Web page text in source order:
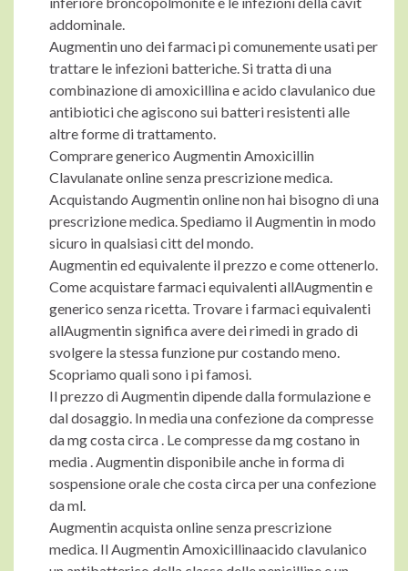
addominale.
Augmentin uno dei farmaci pi comunemente usati per
trattare le infezioni batteriche. Si tratta di una
combinazione di amoxicillina e acido clavulanico due
antibiotici che agiscono sui batteri resistenti alle
altre forme di trattamento.
Comprare generico Augmentin Amoxicillin
Clavulanate online senza prescrizione medica.
Acquistando Augmentin online non hai bisogno di una
prescrizione medica. Spediamo il Augmentin in modo
sicuro in qualsiasi citt del mondo.
Augmentin ed equivalente il prezzo e come ottenerlo.
Come acquistare farmaci equivalenti allAugmentin e
generico senza ricetta. Trovare i farmaci equivalenti
allAugmentin significa avere dei rimedi in grado di
svolgere la stessa funzione pur costando meno.
Scopriamo quali sono i pi famosi.
Il prezzo di Augmentin dipende dalla formulazione e
dal dosaggio. In media una confezione da compresse
da mg costa circa . Le compresse da mg costano in
media . Augmentin disponibile anche in forma di
sospensione orale che costa circa per una confezione
da ml.
Augmentin acquista online senza prescrizione
medica. Il Augmentin Amoxicillinaacido clavulanico